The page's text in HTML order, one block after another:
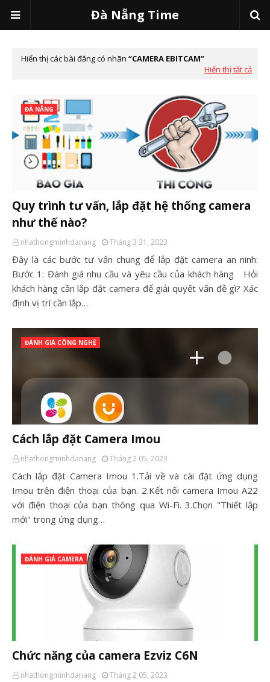
Đà Nẵng Time
Hiển thị các bài đăng có nhãn
CAMERA EBITCAM
Hiển thị tất cả
ĐÀ NẴNG
Quy trình tư vấn, lắp đặt hệ thống camera
như thế nào?
nhathongminhdanang Tháng 3 31, 2023
Đây là các bước tư vấn chung để lắp đặt camera an ninh:
Bước 1: Đánh giá nhu cầu và yêu cầu của khách hàng Hỏi
khách hàng cần lắp đặt camera để giải quyết vấn đề gì? Xác
định vị trí cần lắp…
ĐÁNH GIÁ CÔNG NGHỆ
Cách lắp đặt Camera Imou
nhathongminhdanang Tháng 2 05, 2023
Cách lắp đặt Camera Imou 1.Tải về và cài đặt ứng dụng
Imou trên điện thoại của bạn. 2.Kết nối camera Imou A22
với điện thoại của bạn thông qua Wi-Fi. 3.Chọn "Thiết lập
mới" trong ứng dụng…
ĐÁNH GIÁ CAMERA
Chức năng của camera Ezviz C6N
nhathongminhdanang Tháng 2 05, 2023